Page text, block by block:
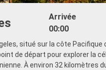
Arrivée
00:00
situé sur la côte Pacifique
de départ pour explorer la
À environ 32 kilomètres